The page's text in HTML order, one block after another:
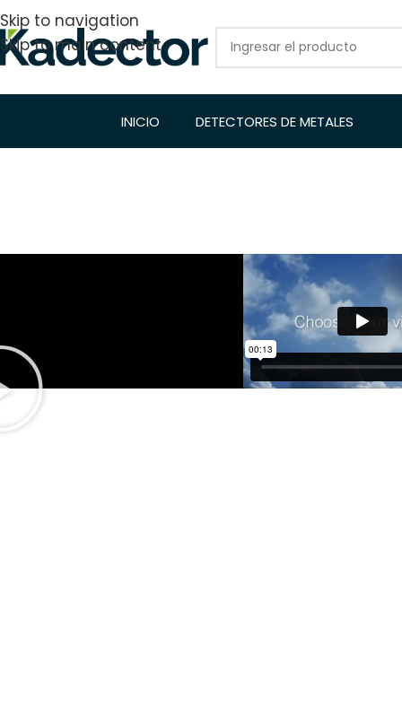
Skip to navigation
Skip to main content
INICIO DETECTORES DE METALES